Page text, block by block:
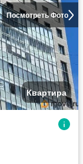
Посмотреть Фото
Квартира